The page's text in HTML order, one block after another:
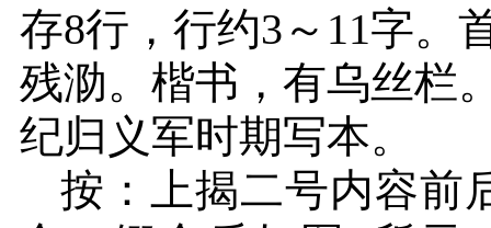
存8行，行约3 ～ 11字。
残泐。楷书，有乌丝栏
纪归义军时期写本。
按：上揭二号内容前